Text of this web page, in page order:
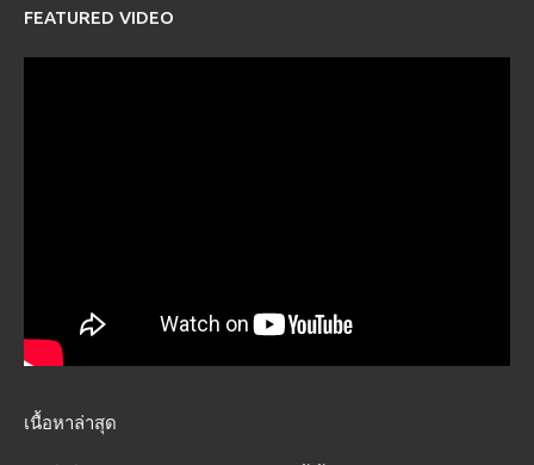
FEATURED VIDEO
เนื้อหาล่าสุด